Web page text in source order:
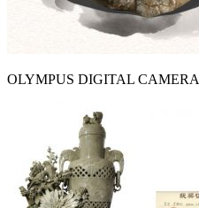
OLYMPUS DIGITAL CAMERA